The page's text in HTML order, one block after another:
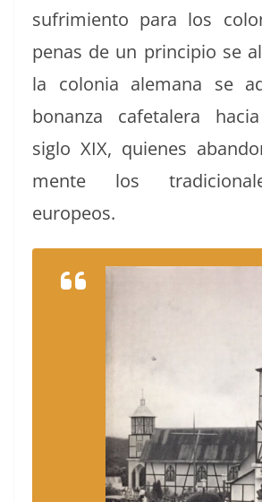
sufrim­ien­to para los
penas de un prin­ci­pio se
la colo­nia ale­m­ana se
bonan­za cafe­talera
siglo XIX, quienes
mente los
europeos.